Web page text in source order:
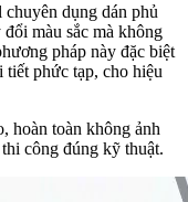
dụng dán phủ
màu sắc mà không
pháp này đặc biệt
tiết phức tạp, cho hiệu
hoàn toàn không ảnh
công đúng kỹ thuật.